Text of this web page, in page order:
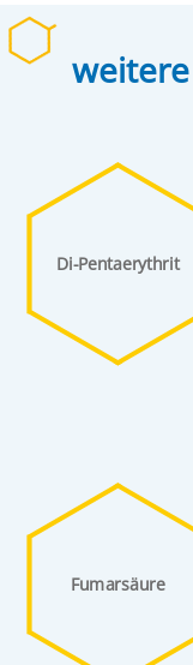
Di-Pentaerythrit
Fumarsäure